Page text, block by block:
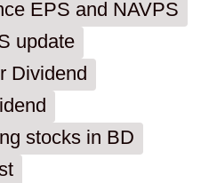
EPS and NAVPS
update
Dividend
stocks in BD